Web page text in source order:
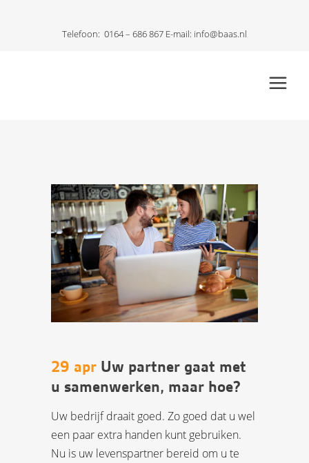
Telefoon: 0164 – 686 867 E-mail: info@baas.nl
29 apr Uw partner gaat met
u samenwerken, maar hoe?
Uw bedrijf draait goed. Zo goed dat u wel
een paar extra handen kunt gebruiken.
Nu is uw levenspartner bereid om u te